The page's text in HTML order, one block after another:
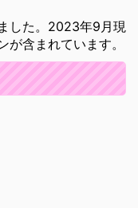
した。2023年9月現
含まれています。